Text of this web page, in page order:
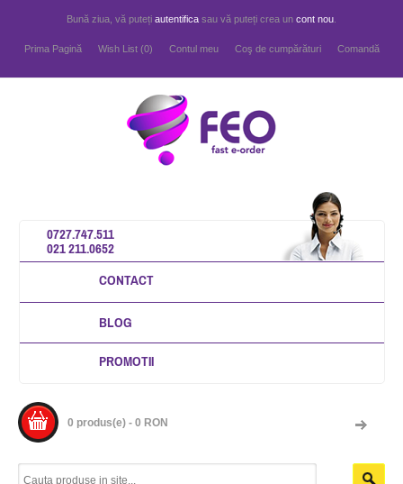
Bună ziua, vă puteți autentifica sau vă puteți crea un cont nou
Prima Pagină Wish List (0) Contul meu Coş de cumpărături Comandă
0727.747.511
021 211.0652
CONTACT
BLOG
PROMOTII
0 produs(e) - 0 RON